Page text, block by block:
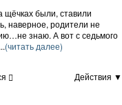
щёчках были, ставили
наверное, родители не
знаю. А вот с седьмого
(читать далее)
Действия ▼